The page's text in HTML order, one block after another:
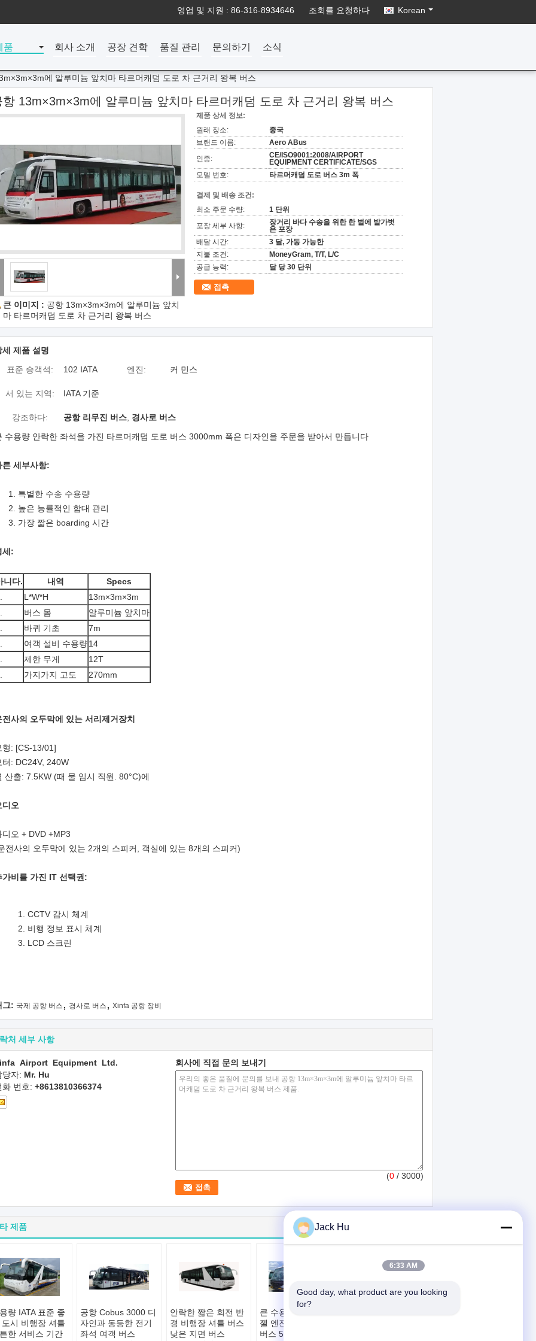
영업 및 지원 : 86-316-8934646 조회를 요청하다 Korean
품 회사 소개 공장 견학 품질 관리 문의하기 소식
에 알루미늄 앞치마 타르머캐덤 도로 차 근거리 왕복 버스
항 13m×3m×3m에 알루미늄 앞치마 타르머캐덤 도로 차 근거리 왕복 버스
큰 이미지 : 공항 13m×3m×3m에 알루미늄 앞치
마 타르머캐덤 도로 차 근거리 왕복 버스
제품 상세 정보:
원래 장소:
중국
브랜드 이름:
Aero ABus
인증:
CE/ISO9001:2008/AIRPORT
EQUIPMENT CERTIFICATE/SGS
모델 번호:
타르머캐덤 도로 버스 3m 폭
결제 및 배송 조건:
최소 주문 수량:
1 단위
포장 세부 사항:
장거리 바다 수송을 위한 한 벌에 발가벗
은 포장
배달 시간:
3 달, 가동 가능한
지불 조건:
MoneyGram, T/T, L/C
공급 능력:
달 당 30 단위
접촉
세 제품 설명
표준 승객석:
102 IATA 엔진: 커 민스
서 있는 지역: IATA 기준
강조하다: 공항 리무진 버스 경사로 버스
수용량 안락한 좌석을 가진 타르머캐덤 도로 버스 3000mm 폭은 디자인을 주문을 받아서 만듭니다
른 세부사항:
1. 특별한 수송 수용량
2. 높은 능률적인 함대 관리
3. 가장 짧은 boarding 시간
세:
니다. 내역
Specs
L*W*H
13m×3m×3m
버스 몸
알루미늄 앞치마
바퀴 기초
7m
여객 설비 수용량14
제한 무게
12T
가지가지 고도 270mm
전사의 오두막에 있는 서리제거장치
형: [CS-13/01]
터: DC24V, 240W
산출: 7.5KW (때 물 임시 직원. 80°C)에
디오
디오 + DVD +MP3
전사의 오두막에 있는 2개의 스피커, 객실에 있는 8개의 스피커)
가비를 가진 IT 선택권:
CCTV 감시 체계
비행 정보 표시 체계
LCD 스크린
그: 국제 공항 버스 , 경사로 버스 , Xinfa 공항 장비
처 세부 사항
Airport Equipment Ltd.
당자: Mr. Hu
화 번호: +8613810366374
회사에 직접 문의 보내기
(0 / 3000)
제품
량 IATA 표준 좋
도시 비행장 셔틀
한 서비스 기간
공항 Cobus 3000 디
자인과 동등한 전기
좌석 여객 버스
안락한 짧은 회전 반
경 비행장 셔틀 버스
낮은 지면 버스
큰 수용량 4 치기 디
젤 엔진 비행장 셔틀
버스 5300
Jack Hu
6:33 AM
Good day, what product are you looking
for?